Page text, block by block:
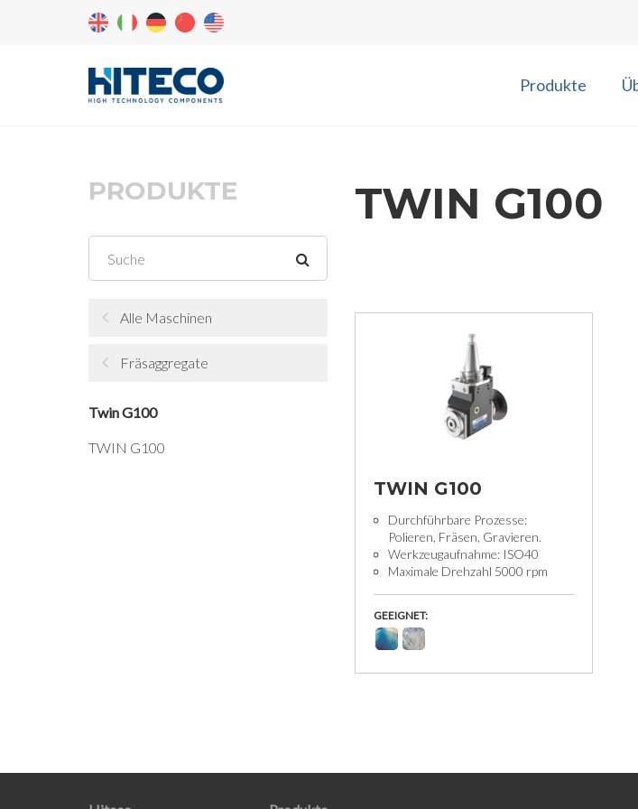
Produkte
PRODUKTE
Alle Maschinen
Fräsaggregate
Twin G100
TWIN G100
TWIN G100
TWIN G100
Durchführbare Prozesse:
Polieren, Fräsen, Gravieren.
Werkzeugaufnahme: ISO40
Maximale Drehzahl 5000 rpm
GEEIGNET: